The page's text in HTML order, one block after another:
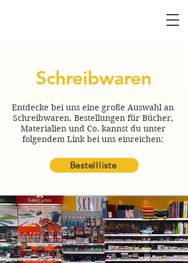
Schreibwaren
Entdecke bei uns eine große Auswahl an
Schreibwaren. Bestellungen für Bücher,
Materialien und Co. kannst du unter
folgendem Link bei uns einreichen:
Bestellliste